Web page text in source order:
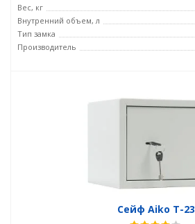
Вес, кг
Внутренний объем, л
Тип замка
Производитель
Сейф Aiko T-23